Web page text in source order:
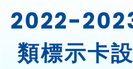
2022-
類標示卡